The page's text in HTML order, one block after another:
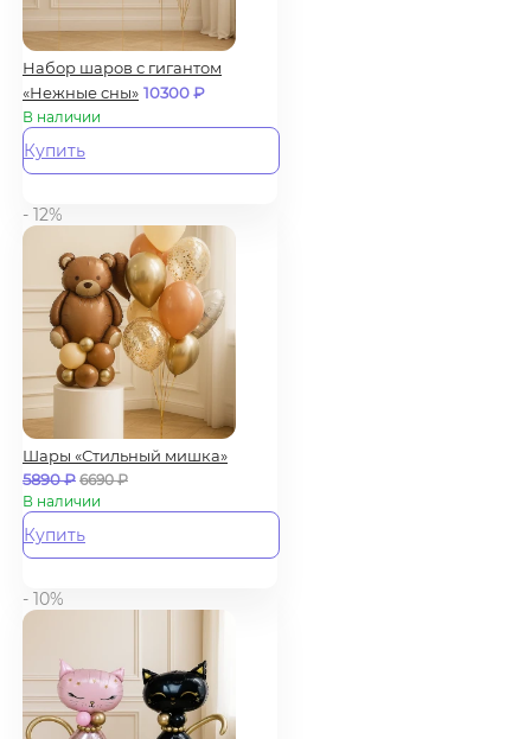
Набор шаров с гигантом
«Нежные сны» 10300₽
В наличии
Купить
- 12%
Шары «Стильный мишка»
5890₽ 6690₽
В наличии
Купить
- 10%